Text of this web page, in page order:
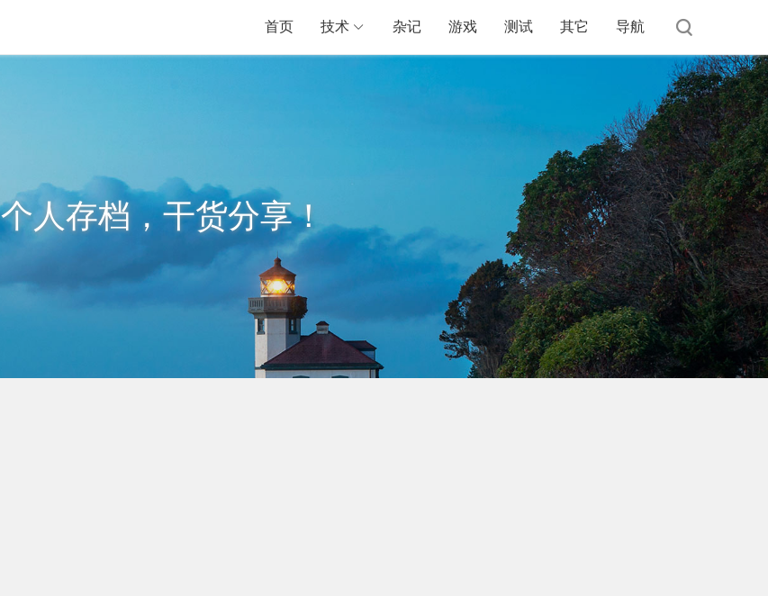
首页 技术 杂记 游戏 测试 其它 导航
个人存档，干货分享！